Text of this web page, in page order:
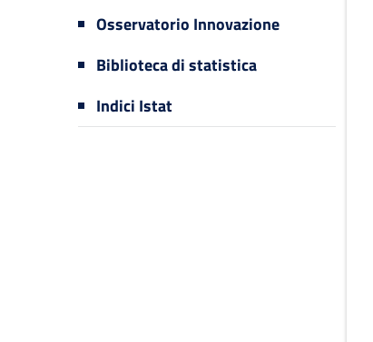
Osservatorio Innovazione
Biblioteca di statistica
Indici Istat